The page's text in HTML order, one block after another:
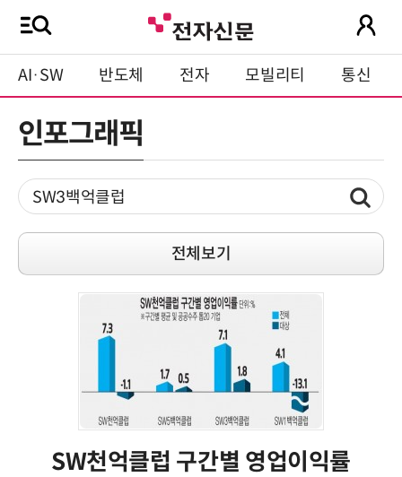
AI·SW 반도체 전자 모빌리티 통신
인포그래픽
전체보기
SW천억클럽 구간별 영업이익률